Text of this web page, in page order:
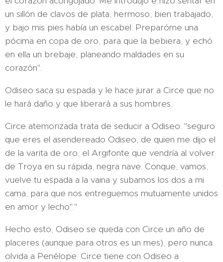
un sillón de clavos de plata, hermoso, bien trabajado,
y bajo mis pies había un escabel. Pre­paróme una
pócima en copa de oro, para que la bebiera, y echó
en ella un brebaje, planeando maldades en su
corazón".
Odiseo saca su espada y le hace jurar a Circe que no
le hará daño y que liberará a sus hombres.
Circe atemorizada trata de seducir a Odiseo: "seguro
que eres el asendereado Odiseo, de quien me dijo el
de la varita de oro, el Argifonte que vendría al volver
de Troya en su rápida, negra nave. Conque, vamos,
vuelve tu espada a la vaina y su­bamos los dos a mi
cama, para que nos entreguemos mutua­mente unidos
en amor y lecho"."
Hecho esto, Odiseo se queda con Circe un año de
placeres (aunque para otros es un mes), pero nunca
olvida a Penélope. Circe tiene con Odiseo a